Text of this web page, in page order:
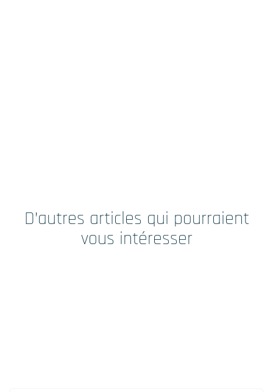
D’autres articles qui pourraient
vous intéresser